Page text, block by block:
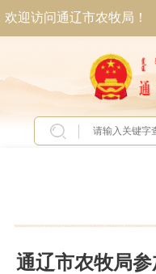
欢迎访问通辽市农牧局！
通辽市农牧局